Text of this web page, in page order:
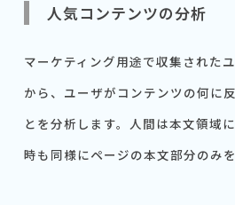
人気コンテンツの分析
マーケティング用途で収集された
から、ユーザがコンテンツの何に
とを分析します。人間は本文領域
時も同様にページの本文部分のみを